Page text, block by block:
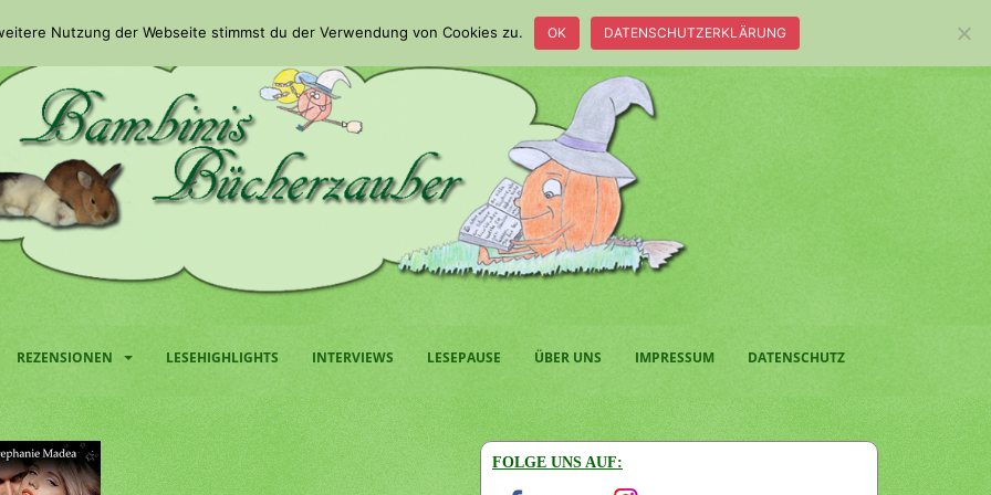
REZENSIONEN LESEHIGHLIGHTS INTERVIEWS LESEPAUSE ÜBER UNS IMPRESSUM DATENSCHUTZ
FOLGE UNS AUF:
Nutzung der Webseite stimmst du der Verwendung von Cookies zu. OK DATENSCHUTZERKLÄRUNG